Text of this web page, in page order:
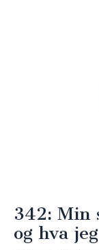
342: Min
og hva